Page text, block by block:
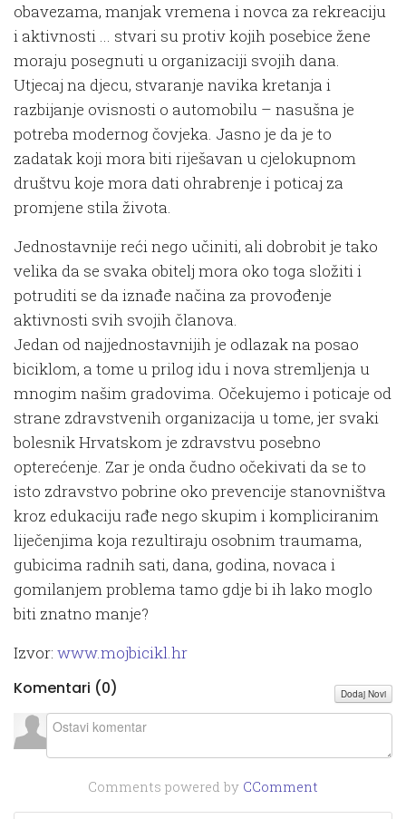
obavezama, manjak vremena i novca za rekreaciju
i aktivnosti ... stvari su protiv kojih posebice žene
moraju posegnuti u organizaciji svojih dana.
Utjecaj na djecu, stvaranje navika kretanja i
razbijanje ovisnosti o automobilu – nasušna je
potreba modernog čovjeka. Jasno je da je to
zadatak koji mora biti riješavan u cjelokupnom
društvu koje mora dati ohrabrenje i poticaj za
promjene stila života.
Jednostavnije reći nego učiniti, ali dobrobit je tako
velika da se svaka obitelj mora oko toga složiti i
potruditi se da iznađe načina za provođenje
aktivnosti svih svojih članova.
Jedan od najjednostavnijih je odlazak na posao
biciklom, a tome u prilog idu i nova stremljenja u
mnogim našim gradovima. Očekujemo i poticaje od
strane zdravstvenih organizacija u tome, jer svaki
bolesnik Hrvatskom je zdravstvu posebno
opterećenje. Zar je onda čudno očekivati da se to
isto zdravstvo pobrine oko prevencije stanovništva
kroz edukaciju rađe nego skupim i kompliciranim
liječenjima koja rezultiraju osobnim traumama,
gubicima radnih sati, dana, godina, novaca i
gomilanjem problema tamo gdje bi ih lako moglo
biti znatno manje?
Izvor: www.mojbicikl.hr
Komentari (0) Dodaj Novi
Comments powered by CComment